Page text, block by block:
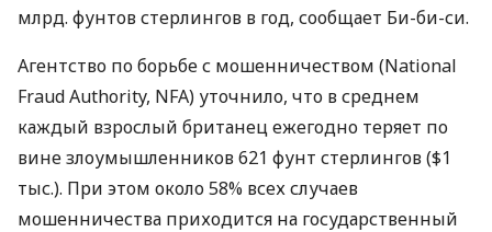
млрд. фунтов стерлингов в год, сообщает Би-би-си.
Агентство по борьбе с мошенничеством (National
Fraud Authority, NFA) уточнило, что в среднем
каждый взрослый британец ежегодно теряет по
вине злоумышленников 621 фунт стерлингов ($1
тыс.). При этом около 58% всех случаев
мошенничества приходится на государственный